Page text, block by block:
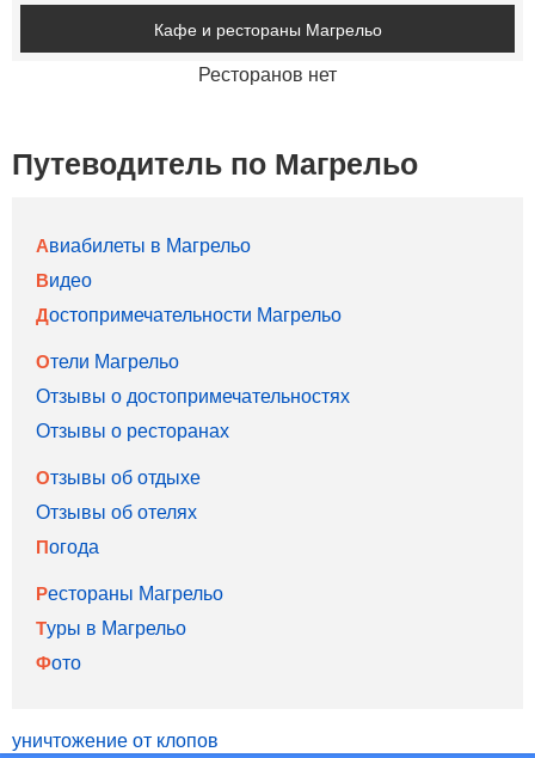
Кафе и рестораны Магрельо
Ресторанов нет
Путеводитель по Магрельо
Авиабилеты в Магрельо
Видео
Достопримечательности Магрельо
Отели Магрельо
Отзывы о достопримечательностях
Отзывы о ресторанах
Отзывы об отдыхе
Отзывы об отелях
Погода
Рестораны Магрельо
Туры в Магрельо
Фото
уничтожение от клопов